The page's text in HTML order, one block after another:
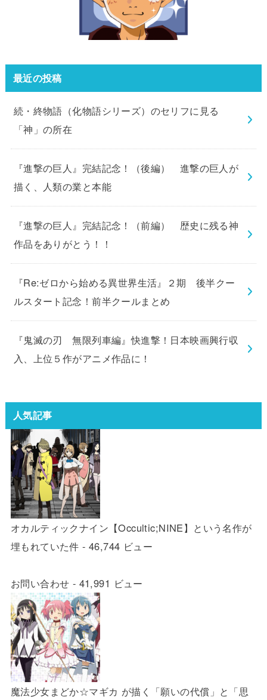
最近の投稿
続・終物語（化物語シリーズ）のセリフに見る
「神」の所在
『進撃の巨人』完結記念！（後編） 進撃の巨人が
描く、人類の業と本能
『進撃の巨人』完結記念！（前編） 歴史に残る神
作品をありがとう！！
『Re:ゼロから始める異世界生活』２期 後半クー
ルスタート記念！前半クールまとめ
『鬼滅の刃 無限列車編』快進撃！日本映画興行収
入、上位５作がアニメ作品に！
人気記事
オカルティックナイン【Occultic;NINE】という名作が
埋もれていた件 - 46,744 ビュー
お問い合わせ - 41,991 ビュー
魔法少女まどか☆マギカ が描く「願いの代償」と「思